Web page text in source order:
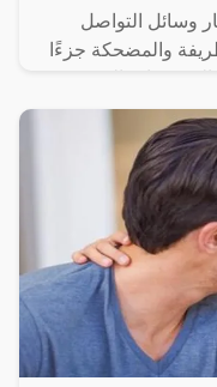
وسائل التواصل
والمضحكة جزءًا